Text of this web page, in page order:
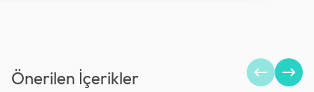
Önerilen İçerikler